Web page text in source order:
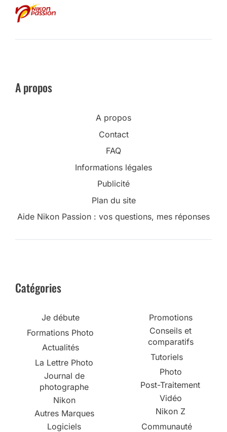
A propos
A propos
Contact
FAQ
Informations légales
Publicité
Plan du site
Aide Nikon Passion : vos questions, mes réponses
Catégories
Je débute
Formations Photo
Actualités
La Lettre Photo
Journal de
photographe
Nikon
Autres Marques
Logiciels
Promotions
Conseils et
comparatifs
Tutoriels
Photo
Post-Traitement
Vidéo
Nikon Z
Communauté